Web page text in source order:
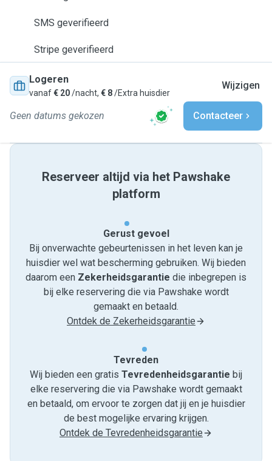
SMS geverifieerd
Stripe geverifieerd
Logeren
vanaf€ 20/nacht, € 8/Extra huisdier
Wijzigen
Geen datums gekozen Contacteer
Reserveer altijd via het Pawshake
platform
Gerust gevoel
Bij onverwachte gebeurtenissen in het leven kan je
huisdier wel wat bescherming gebruiken. Wij bieden
daarom een Zekerheidsgarantie die inbegrepen is
bij elke reservering die via Pawshake wordt
gemaakt en betaald.
Ontdek de Zekerheidsgarantie
Tevreden
Wij bieden een gratis Tevredenheids­garantie bij
elke reservering die via Pawshake wordt gemaakt
en betaald, om ervoor te zorgen dat jij en je huisdier
de best mogelijke ervaring krijgen.
Ontdek de Tevredenheidsgarantie